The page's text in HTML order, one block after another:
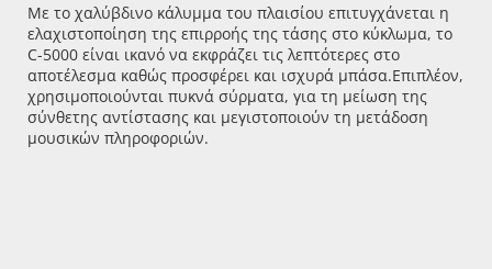
Με το χαλύβδινο κάλυμμα του πλαισίου επιτυγχάνεται η
ελαχιστοποίηση της επιρροής της τάσης στο κύκλωμα, το
C-5000 είναι ικανό να εκφράζει τις λεπτότερες στο
αποτέλεσμα καθώς προσφέρει και ισχυρά μπάσα.Επιπλέον,
χρησιμοποιούνται πυκνά σύρματα, για τη μείωση της
σύνθετης αντίστασης και μεγιστοποιούν τη μετάδοση
μουσικών πληροφοριών.